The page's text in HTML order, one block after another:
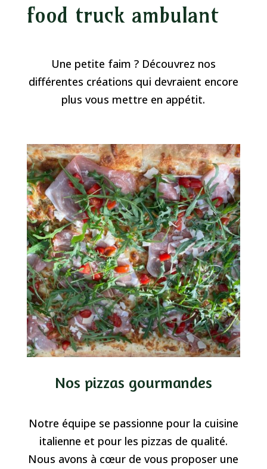
food truck ambulant
Une petite faim ? Découvrez nos
différentes créations qui devraient encore
plus vous mettre en appétit.
Nos pizzas gourmandes
Notre équipe se passionne pour la cuisine
italienne et pour les pizzas de qualité.
Nous avons à cœur de vous proposer une